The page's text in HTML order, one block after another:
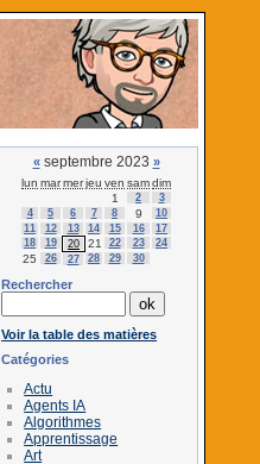
«septembre 2023 »
lun marmerjeu ven samdim
1
2
3
4
5 6 7 8 9
10
11
12 13 14 15 16
17
18
19 20 21 22 23 24
25 26 27 28 29 30
Rechercher
Voir la table des matières
Catégories
Actu
Agents IA
Algorithmes
Apprentissage
Art